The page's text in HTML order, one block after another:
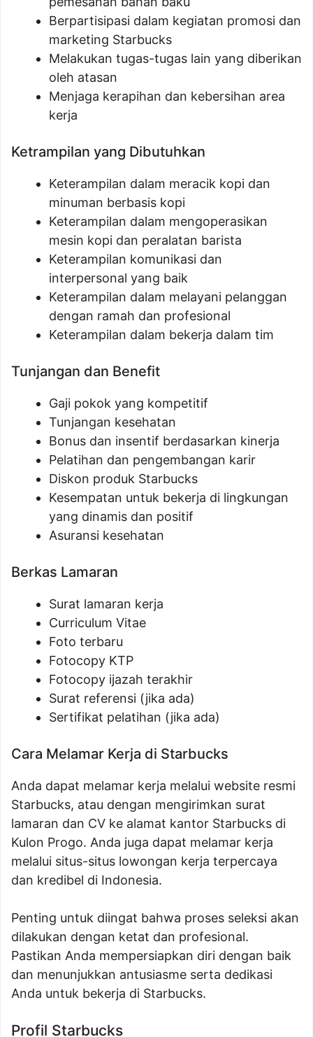
Berpartisipasi dalam kegiatan promosi dan
marketing Starbucks
Melakukan tugas-tugas lain yang diberikan
oleh atasan
Menjaga kerapihan dan kebersihan area
kerja
Ketrampilan yang Dibutuhkan
Keterampilan dalam meracik kopi dan
minuman berbasis kopi
Keterampilan dalam mengoperasikan
mesin kopi dan peralatan barista
Keterampilan komunikasi dan
interpersonal yang baik
Keterampilan dalam melayani pelanggan
dengan ramah dan profesional
Keterampilan dalam bekerja dalam tim
Tunjangan dan Benefit
Gaji pokok yang kompetitif
Tunjangan kesehatan
Bonus dan insentif berdasarkan kinerja
Pelatihan dan pengembangan karir
Diskon produk Starbucks
Kesempatan untuk bekerja di lingkungan
yang dinamis dan positif
Asuransi kesehatan
Berkas Lamaran
Surat lamaran kerja
Curriculum Vitae
Foto terbaru
Fotocopy KTP
Fotocopy ijazah terakhir
Surat referensi (jika ada)
Sertifikat pelatihan (jika ada)
Cara Melamar Kerja di Starbucks
Anda dapat melamar kerja melalui website resmi
Starbucks, atau dengan mengirimkan surat
lamaran dan CV ke alamat kantor Starbucks di
Kulon Progo. Anda juga dapat melamar kerja
melalui situs-situs lowongan kerja terpercaya
dan kredibel di Indonesia.
Penting untuk diingat bahwa proses seleksi akan
dilakukan dengan ketat dan profesional.
Pastikan Anda mempersiapkan diri dengan baik
dan menunjukkan antusiasme serta dedikasi
Anda untuk bekerja di Starbucks.
Profil Starbucks